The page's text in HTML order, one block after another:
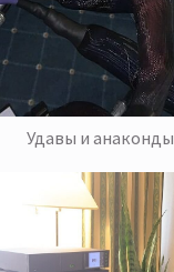
Удавы и анаконды